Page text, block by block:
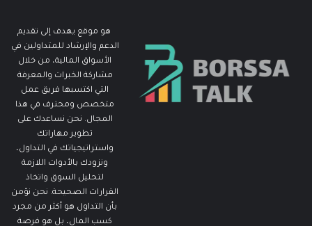
هو موقع يهدف إلى تقديم
الدعم والإرشاد للمتداولين في
الأسواق المالية، من خلال
مشاركة الخبرات والمعرفة
التي اكتسبها فريق عمل
متخصص ومحترف في هذا
المجال. نحن نساعدك على
تطوير مهاراتك
واستراتيجياتك في التداول،
ونزودك بالأدوات اللازمة
لتحليل السوق واتخاذ
القرارات الصحيحة. نحن نؤمن
بأن التداول هو أكثر من مجرد
كسب المال، بل هو فرصة